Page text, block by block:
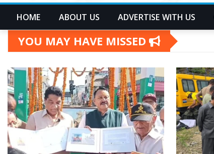
HOME ABOUT US ADVERTISE WITH US
YOU MAY HAVE MISSED